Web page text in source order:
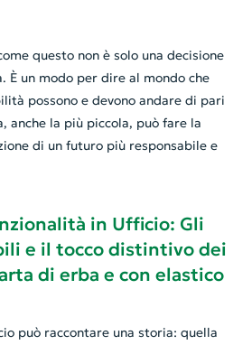
questo non è solo una decisione
È un modo per dire al mondo che
possono e devono andare di pari
anche la più piccola, può fare la
di un futuro più responsabile e
in Ufficio: Gli
e il tocco distintivo dei
di erba e con elastico
può raccontare una storia: quella